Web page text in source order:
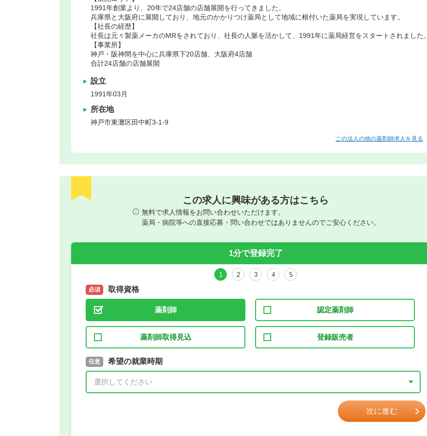
1991年創業より、20年で24店舗の店舗展開を行ってきました。
兵庫県と大阪府に展開しており、地元のかかりつけ薬局として地域に根付いた薬局を実現しています。
【社長の経歴】
社長は元々製薬メーカのMRをされており、社長の人脈を活かして、1991年に薬局経営をスタートされました。
【事業所】
神戸・阪神間を中心に兵庫県下20店舗、大阪府4店舗
合計24店舗の店舗展開
設立
1991年03月
所在地
神戸市東灘区田中町3-1-9
この法人の他の薬剤師求人を見る
この求人に興味がある方はこちら
無料で求人情報をお問い合わせいただけます。
薬局・病院等への直接応募・問い合わせではありませんのでご安心ください。
1分で登録完了
1 2 3 4 5
必須 取得資格
薬剤師 認定薬剤師
薬剤師取得見込 登録販売者
必須 取得予定年
年 3月
任意 希望の就業時期
次に進む